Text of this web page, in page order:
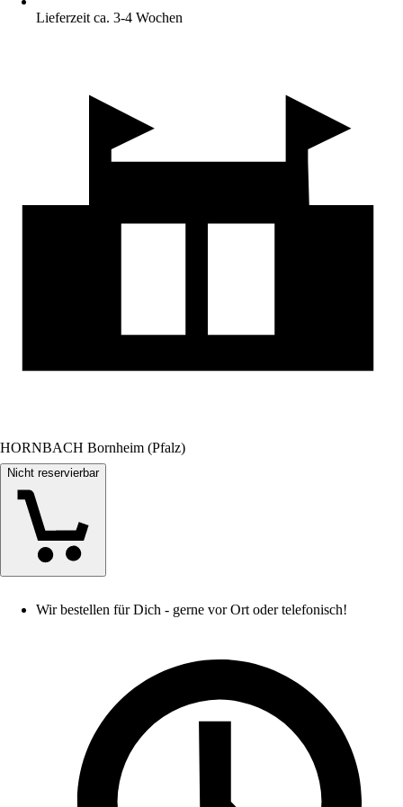
Lieferzeit ca. 3-4 Wochen
HORNBACH Bornheim (Pfalz)
Nicht reservierbar
Wir bestellen für Dich - gerne vor Ort oder telefonisch!